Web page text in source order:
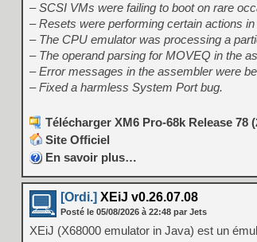
– SCSI VMs were failing to boot on rare
– Resets were performing certain actions in
– The CPU emulator was processing a
– The operand parsing for MOVEQ in the
– Error messages in the assembler were
– Fixed a harmless System Port bug.
Télécharger XM6 Pro-68k Release 78
Site Officiel
En savoir plus…
[Ordi.] XEiJ v0.26.07.08
Posté le 05/08/2026 à 22:48 par Jets
XEiJ (X68000 emulator in Java) est un